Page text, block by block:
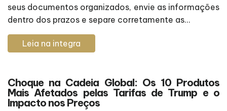
seus documentos organizados, envie as informações
dentro dos prazos e separe corretamente as...
Leia na integra
Choque na Cadeia Global: Os 10 Produtos
Mais Afetados pelas Tarifas de Trump e o
Impacto nos Preços